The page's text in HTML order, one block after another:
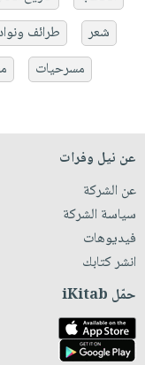
شعر
طرائف
مسرحيات
عن نيل وفرات
عن الشركة
سياسة الشركة
فيديوهات
انشر كتابك
حمّل iKitab